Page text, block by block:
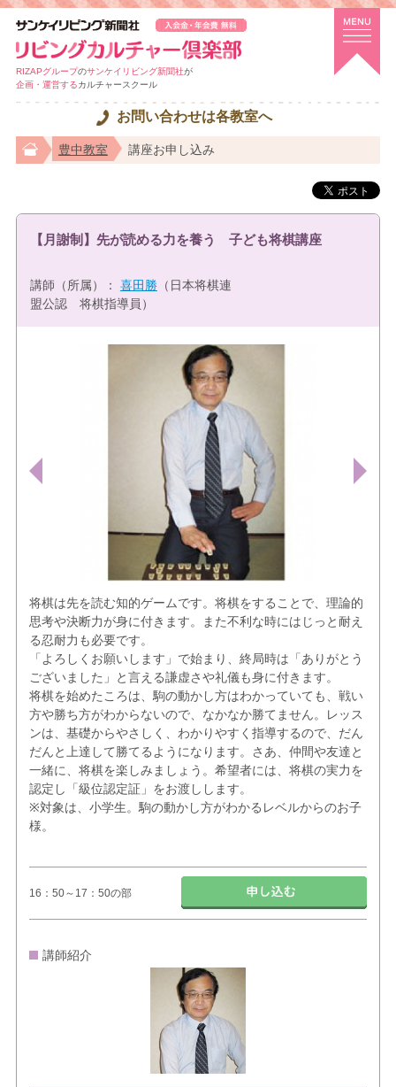
RIZAPグループのサンケイリビング新聞社が
企画・運営するカルチャースクール
お問い合わせは各教室へ
豊中教室 講座お申し込み
【月謝制】先が読める力を養う 子ども将棋講座
講師（所属）： 喜田勝（日本将棋連
盟公認 将棋指導員）
将棋は先を読む知的ゲームです。将棋をすることで、理論的
思考や決断力が身に付きます。また不利な時にはじっと耐え
る忍耐力も必要です。
「よろしくお願いします」で始まり、終局時は「ありがとう
ございました」と言える謙虚さや礼儀も身に付きます。
将棋を始めたころは、駒の動かし方はわかっていても、戦い
方や勝ち方がわからないので、なかなか勝てません。レッス
ンは、基礎からやさしく、わかりやすく指導するので、だん
だんと上達して勝てるようになります。さあ、仲間や友達と
一緒に、将棋を楽しみましょう。希望者には、将棋の実力を
認定し「級位認定証」をお渡しします。
※対象は、小学生。駒の動かし方がわかるレベルからのお子
様。
16：50～17：50の部
講師紹介